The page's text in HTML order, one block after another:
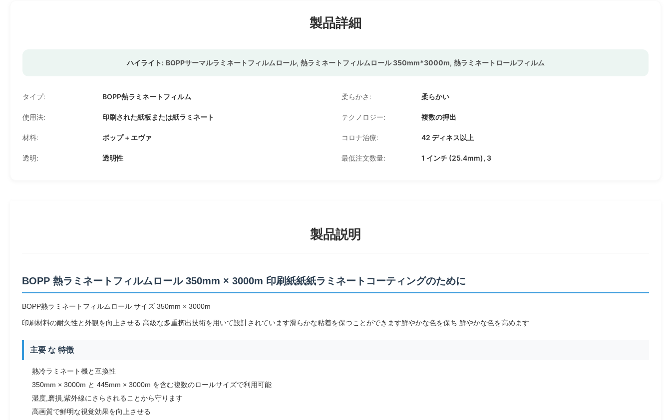
製品詳細
ハイライト: BOPPサーマルラミネートフィルムロール, 熱ラミネートフィルムロール 350mm*3000m, 熱ラミネートロールフィルム
タイプ: BOPP熱ラミネートフィルム 柔らかさ: 柔らかい
使用法: 印刷された紙板または紙ラミネート テクノロジー: 複数の押出
材料: ボップ + エヴァ コロナ治療: 42 ディネス以上
透明: 透明性 最低注文数量: 1 インチ (25.4mm), 3
製品説明
BOPP 熱ラミネートフィルムロール 350mm × 3000m 印刷紙紙紙ラミネートコーティングのために
BOPP熱ラミネートフィルムロール サイズ 350mm × 3000m
印刷材料の耐久性と外観を向上させる 高級な多重挤出技術を用いて設計されています滑らかな粘着を保つことができます鮮やかな色を保ち 鮮やかな色を高めます
主要 な 特徴
熱冷ラミネート機と互換性
350mm × 3000m と 445mm × 3000m を含む複数のロールサイズで利用可能
湿度,磨損,紫外線にさらされることから守ります
高画質で鮮明な視覚効果を向上させる